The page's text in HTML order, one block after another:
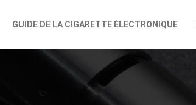
GUIDE DE LA CIGARETTE ÉLECTRONIQUE